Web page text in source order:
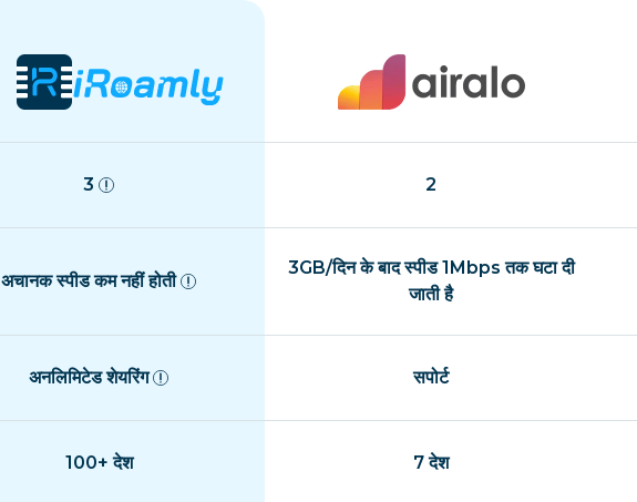
3 2
अचानक स्पीड कम नहीं होती
3GB/दिन के बाद स्पीड 1Mbps तक घटा दी
जाती है
अनलिमिटेड शेयरिंग सपोर्ट
100+ देश 7 देश